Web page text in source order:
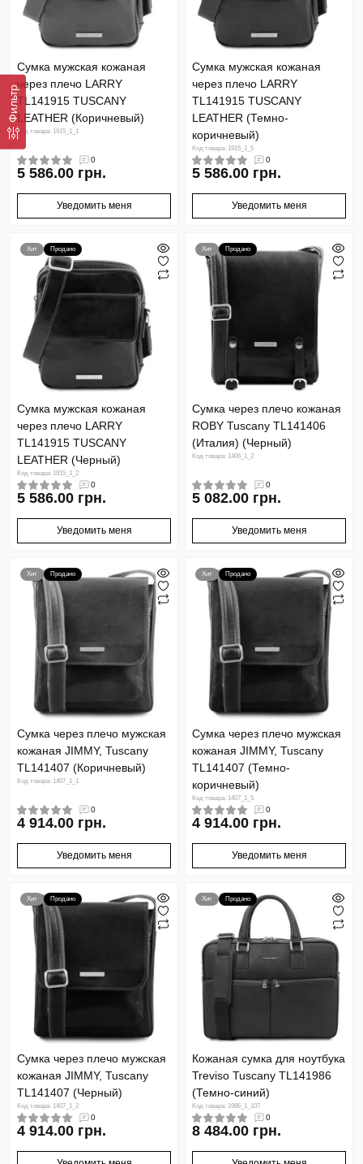
Фильтр
Сумка мужская кожаная
через плечо LARRY
TL141915 TUSCANY
LEATHER (Коричневый)
Код товара: 1915_1_1
0
5 586.00 грн.
Уведомить меня
Сумка мужская кожаная
через плечо LARRY
TL141915 TUSCANY
LEATHER (Темно-
коричневый)
Код товара: 1915_1_5
0
5 586.00 грн.
Уведомить меня
Хит Продано
Сумка мужская кожаная
через плечо LARRY
TL141915 TUSCANY
LEATHER (Черный)
Код товара: 1915_1_2
0
5 586.00 грн.
Уведомить меня
Хит Продано
Сумка через плечо кожаная
ROBY Tuscany TL141406
(Италия) (Черный)
Код товара: 1406_1_2
0
5 082.00 грн.
Уведомить меня
Хит Продано
Сумка через плечо мужская
кожаная JIMMY, Tuscany
TL141407 (Коричневый)
Код товара: 1407_1_1
0
4 914.00 грн.
Уведомить меня
Хит Продано
Сумка через плечо мужская
кожаная JIMMY, Tuscany
TL141407 (Темно-
коричневый)
Код товара: 1407_1_5
0
4 914.00 грн.
Уведомить меня
Хит Продано
Сумка через плечо мужская
кожаная JIMMY, Tuscany
TL141407 (Черный)
Код товара: 1407_1_2
0
4 914.00 грн.
Хит Продано
Кожаная сумка для ноутбука
Treviso Tuscany TL141986
(Темно-синий)
Код товара: 1986_1_107
0
8 484.00 грн.